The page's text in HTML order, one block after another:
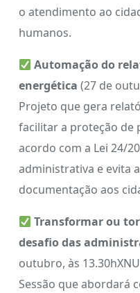
o atendimento ao
humanos.
Automação do
energética (27 de
Projeto que gera
facilitar a proteção de
acordo com a Lei 24/
administrativa e evita
documentação aos
Transformar ou
desafio das
outubro, às
Sessão que abordará